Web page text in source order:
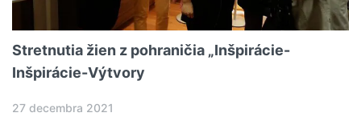
Stretnutia žien z pohraničia „Inšpirácie-
Inšpirácie-Výtvory
27 decembra 2021